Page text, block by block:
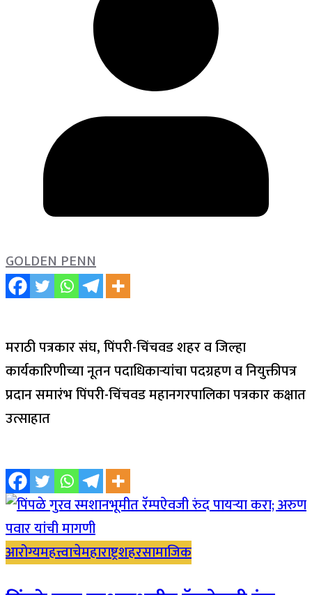
GOLDEN PENN
मराठी पत्रकार संघ, पिंपरी-चिंचवड शहर व जिल्हा
कार्यकारिणीच्या नूतन पदाधिकाऱ्यांचा पदग्रहण व नियुक्तीपत्र
प्रदान समारंभ पिंपरी-चिंचवड महानगरपालिका पत्रकार कक्षात
उत्साहात
आरोग्यमहत्त्वाचेमहाराष्ट्रशहरसामाजिक